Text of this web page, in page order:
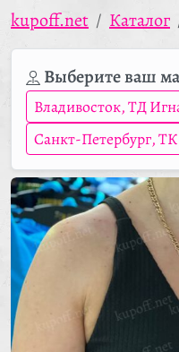
kupoff.net Каталог
Выберите ваш
Владивосток, ТД
Санкт-Петербург,